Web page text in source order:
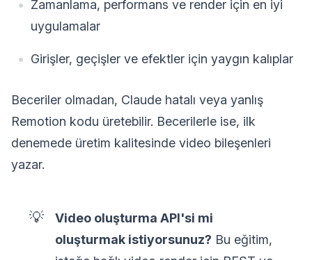
Zamanlama, performans ve render için en iyi
uygulamalar
Girişler, geçişler ve efektler için yaygın kalıplar
Beceriler olmadan, Claude hatalı veya yanlış
Remotion kodu üretebilir. Becerilerle ise, ilk
denemede üretim kalitesinde video bileşenleri
yazar.
💡
Video oluşturma API'si mi
oluşturmak istiyorsunuz? Bu eğitim,